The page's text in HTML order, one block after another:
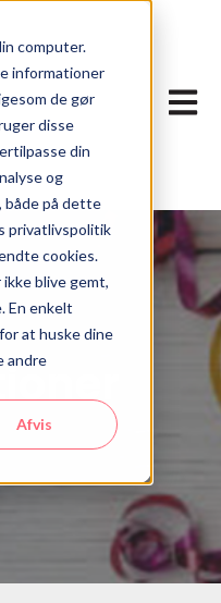
computer.
informationer
de gør
disse
din
og
både på dette
privatlivspolitik
cookies.
blive gemt,
En enkelt
at huske dine
andre
Afvis
Åbn